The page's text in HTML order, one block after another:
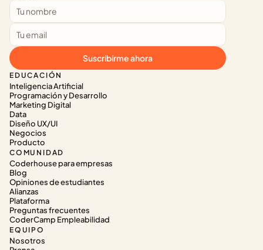
EDUCACIÓN
Inteligencia Artificial
Programación y Desarrollo
Marketing Digital
Data
Diseño UX/UI
Negocios
Producto
COMUNIDAD
Coderhouse para empresas
Blog
Opiniones de estudiantes
Alianzas
Plataforma
Preguntas frecuentes
CoderCamp Empleabilidad
EQUIPO
Nosotros
Suscribirme ahora